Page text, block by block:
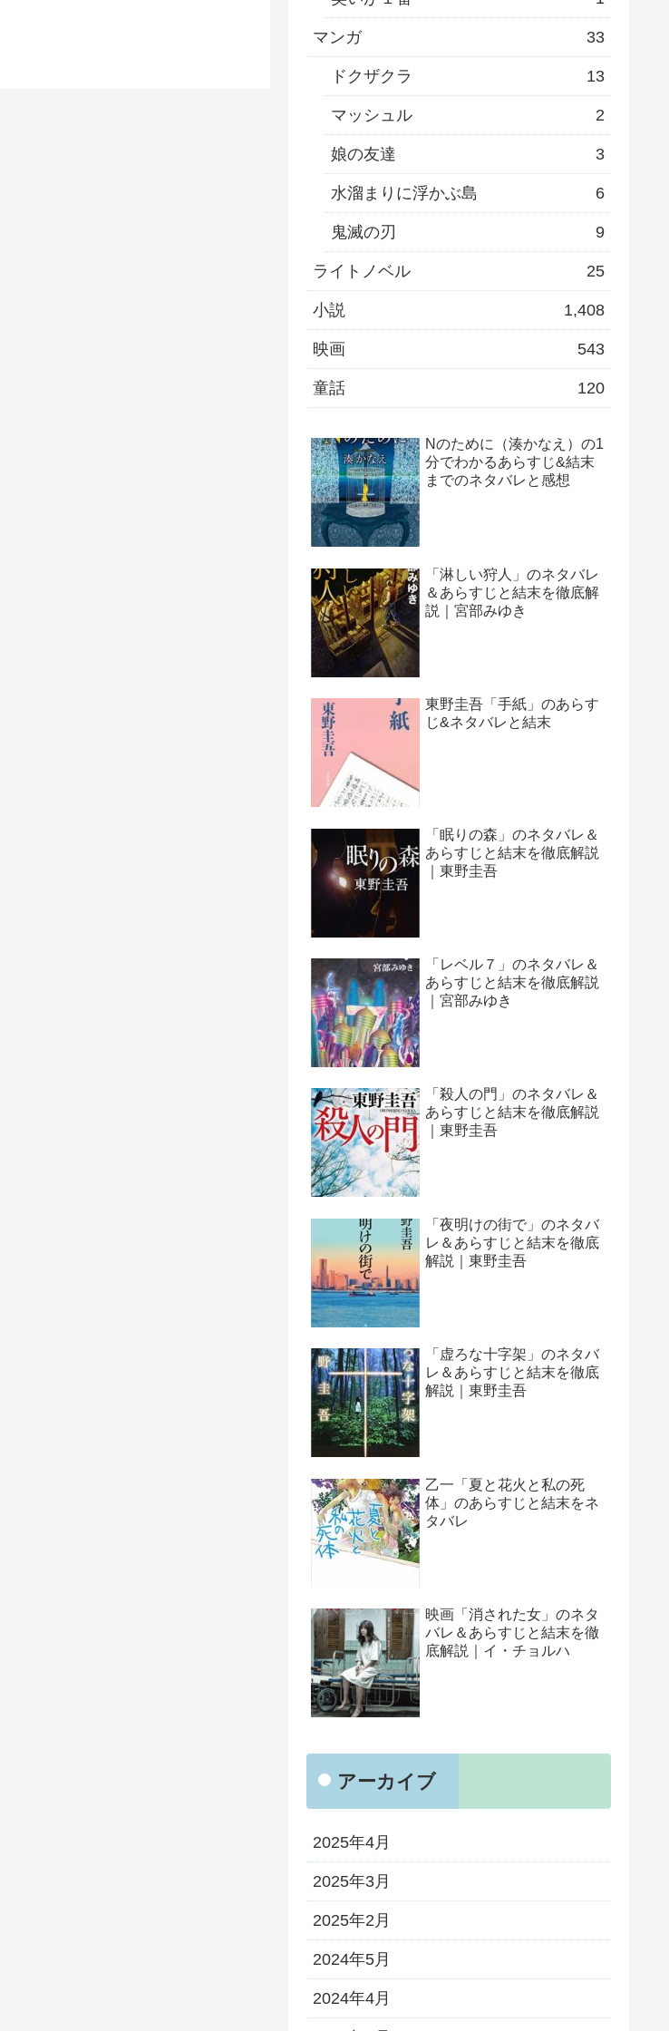
マンガ 33
ドクザクラ 13
マッシュル 2
娘の友達 3
水溜まりに浮かぶ島 6
鬼滅の刃 9
ライトノベル 25
小説 1,408
映画 543
童話 120
Nのために（湊かなえ）の1
分でわかるあらすじ&結末
までのネタバレと感想
「淋しい狩人」のネタバレ
＆あらすじと結末を徹底解
説｜宮部みゆき
東野圭吾「手紙」のあらす
じ&ネタバレと結末
「眠りの森」のネタバレ＆
あらすじと結末を徹底解説
｜東野圭吾
「レベル７」のネタバレ＆
あらすじと結末を徹底解説
｜宮部みゆき
「殺人の門」のネタバレ＆
あらすじと結末を徹底解説
｜東野圭吾
「夜明けの街で」のネタバ
レ＆あらすじと結末を徹底
解説｜東野圭吾
「虚ろな十字架」のネタバ
レ＆あらすじと結末を徹底
解説｜東野圭吾
乙一「夏と花火と私の死
体」のあらすじと結末をネ
タバレ
映画「消された女」のネタ
バレ＆あらすじと結末を徹
底解説｜イ・チョルハ
アーカイブ
2025年4月
2025年3月
2025年2月
2024年5月
2024年4月